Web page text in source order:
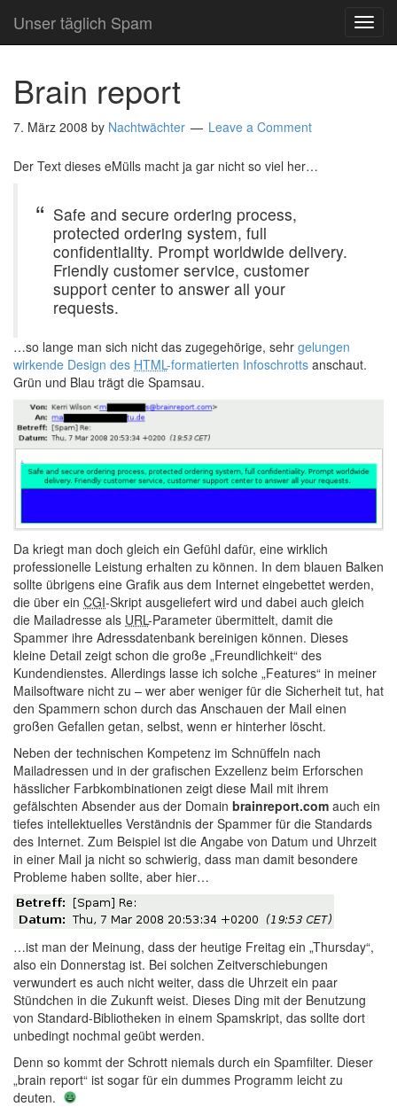
Unser täglich Spam
Brain report
7. März 2008 by Nachtwächter Leave a Comment
Der Text dieses eMülls macht ja gar nicht so viel her…
Safe and secure ordering process,
protected ordering system, full
confidentiality. Prompt worldwide delivery.
Friendly customer service, customer
support center to answer all your
requests.
…so lange man sich nicht das zugegehörige, sehr gelungen
wirkende Design des HTML-formatierten Infoschrotts anschaut.
Grün und Blau trägt die Spamsau.
Da kriegt man doch gleich ein Gefühl dafür, eine wirklich
professionelle Leistung erhalten zu können. In dem blauen Balken
sollte übrigens eine Grafik aus dem Internet eingebettet werden,
die über ein CGI-Skript ausgeliefert wird und dabei auch gleich
die Mailadresse als URL-Parameter übermittelt, damit die
Spammer ihre Adressdatenbank bereinigen können. Dieses
kleine Detail zeigt schon die große „Freundlichkeit“ des
Kundendienstes. Allerdings lasse ich solche „Features“ in meiner
Mailsoftware nicht zu – wer aber weniger für die Sicherheit tut, hat
den Spammern schon durch das Anschauen der Mail einen
großen Gefallen getan, selbst, wenn er hinterher löscht.
Neben der technischen Kompetenz im Schnüffeln nach
Mailadressen und in der grafischen Exzellenz beim Erforschen
hässlicher Farbkombinationen zeigt diese Mail mit ihrem
gefälschten Absender aus der Domain brainreport.com auch ein
tiefes intellektuelles Verständnis der Spammer für die Standards
des Internet. Zum Beispiel ist die Angabe von Datum und Uhrzeit
in einer Mail ja nicht so schwierig, dass man damit besondere
Probleme haben sollte, aber hier…
…ist man der Meinung, dass der heutige Freitag ein „Thursday“,
also ein Donnerstag ist. Bei solchen Zeitverschiebungen
verwundert es auch nicht weiter, dass die Uhrzeit ein paar
Stündchen in die Zukunft weist. Dieses Ding mit der Benutzung
von Standard-Bibliotheken in einem Spamskript, das sollte dort
unbedingt nochmal geübt werden.
Denn so kommt der Schrott niemals durch ein Spamfilter. Dieser
„brain report“ ist sogar für ein dummes Programm leicht zu
deuten.